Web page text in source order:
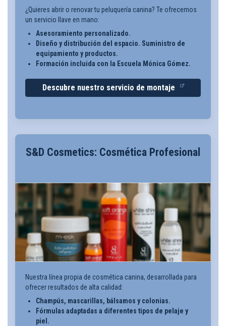
¿Quieres abrir o renovar tu peluquería canina? Te ofrecemos
un servicio llave en mano:
Asesoramiento personalizado.
Diseño y distribución del espacio. Suministro de
equipamiento y productos.
Formación incluida con la Escuela Mónica Gómez.
Descubre nuestro servicio de montaje
S&D Cosmetics: Cosmética Profesional
Nuestra línea propia de cosmética canina, desarrollada para
ofrecer resultados de alta calidad:
Champús, mascarillas, bálsamos y colonias.
Fórmulas adaptadas a diferentes tipos de pelaje y
piel.